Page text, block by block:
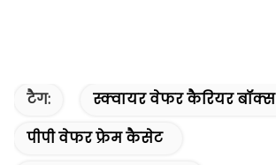
टैग:
स्क्वायर वेफर कैरियर बॉक्स
पीपी वेफर फ्रेम कैसेट